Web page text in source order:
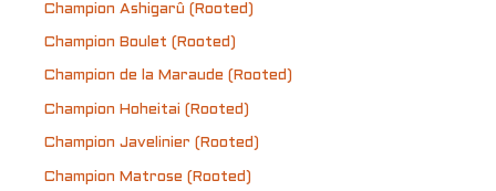
Champion Ashigarû (Rooted)
Champion Boulet (Rooted)
Champion de la Maraude (Rooted)
Champion Hoheitai (Rooted)
Champion Javelinier (Rooted)
Champion Matrose (Rooted)